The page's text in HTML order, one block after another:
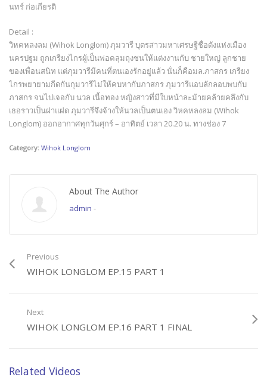
นทร์ ก่อเกียรติ
Detail :
วิหคหลงลม (Wihok Longlom) ภุมวารี บุตรสาวมหาเศรษฐีชื่อดังแห่งเมือง
นครปฐม ถูกเกรียงไกรผู้เป็นพ่อคลุมถุงชนให้แต่งงานกับ ชายใหญ่ ลูกชาย
ของเพื่อนสนิท แต่ภุมวารีมีคนที่ตนเองรักอยู่แล้ว นั่นก็คือมล.ภาสกร เกรียง
ไกรพยายามกีดกันกุมวารีไม่ให้คบหากับภาสกร ภุมวารีแอบลักลอบพบกับ
ภาสกร จนไปเจอกับ นวล เนื้อทอง หญิงสาวที่มีใบหน้าละม้ายคล้ายคลึงกับ
เธอราวเป็นฝาแฝด ภุมวารีจึงจ้างให้นวลเป็นตนเอง วิหคหลงลม (Wihok
Longlom) ออกอากาศทุกวันศุกร์ – อาทิตย์ เวลา 20.20 น. ทางช่อง 7
Category: Wihok Longlom
About The Author
admin -
Previous
WIHOK LONGLOM EP.15 PART 1
Next
WIHOK LONGLOM EP.16 PART 1 FINAL
Related Videos